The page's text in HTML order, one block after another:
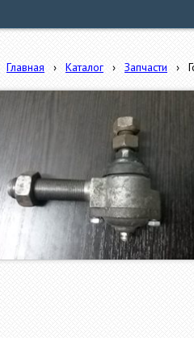
Главная › Каталог › Запчасти ›